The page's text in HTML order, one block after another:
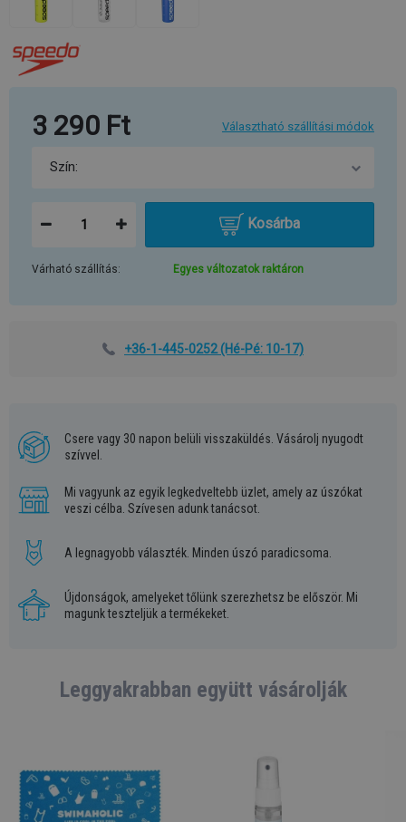
3 290 Ft Választható szállítási módok
Kosárba
Várható szállítás: Egyes változatok raktáron
+36-1-445-0252(Hé-Pé: 10-17)
Csere vagy 30 napon belüli visszaküldés. Vásárolj nyugodt
szívvel.
Mi vagyunk az egyik legkedveltebb üzlet, amely az úszókat
veszi célba. Szívesen adunk tanácsot.
A legnagyobb választék. Minden úszó paradicsoma.
Újdonságok, amelyeket tőlünk szerezhetsz be először. Mi
magunk teszteljük a termékeket.
Leggyakrabban együtt vásárolják